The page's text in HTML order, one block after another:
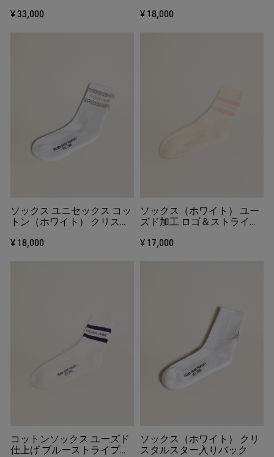
¥ 33,000 ¥ 18,000
ソックス ユニセックス コッ
トン（ホワイト） クリスタ
¥ 18,000
ソックス（ホワイト） ユー
ズド加工 ロゴ＆ストライプ
¥ 17,000
コットンソックス ユーズド
仕上げ ブルーストライプ＆
ソックス（ホワイト） クリ
スタルスター入りバック